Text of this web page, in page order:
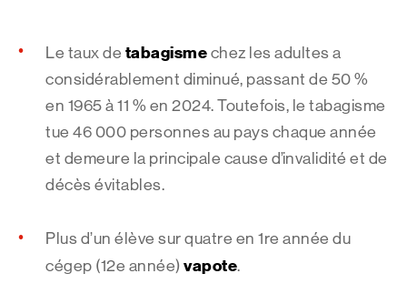
Le taux de tabagisme chez les adultes a
considérablement diminué, passant de 50 %
en 1965 à 11 % en 2024. Toutefois, le tabagisme
tue 46 000 personnes au pays chaque année
et demeure la principale cause d’invalidité et de
décès évitables.
Plus d’un élève sur quatre en 1re année du
cégep (12e année) vapote.